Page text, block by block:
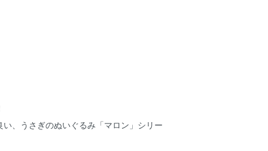
、うさぎのぬいぐるみ「マロン」シリー